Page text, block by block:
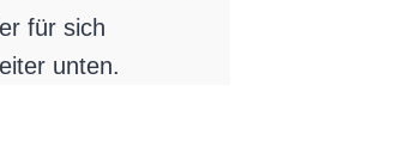
für sich
unten.